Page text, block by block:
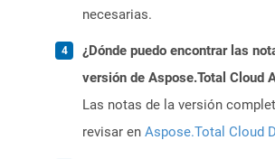
necesarias.
¿Dónde puedo encontrar las
versión de Aspose.Total Cloud
Las notas de la versión
revisar en Aspose.Total Cloud